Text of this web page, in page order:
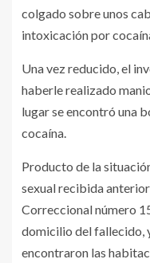
colgado sobre unos
intoxicación por
Una vez reducido, el
haberle realizado
lugar se encontró una
cocaína.
Producto de la
sexual recibida
Correccional número
domicilio del fallecido,
encontraron las